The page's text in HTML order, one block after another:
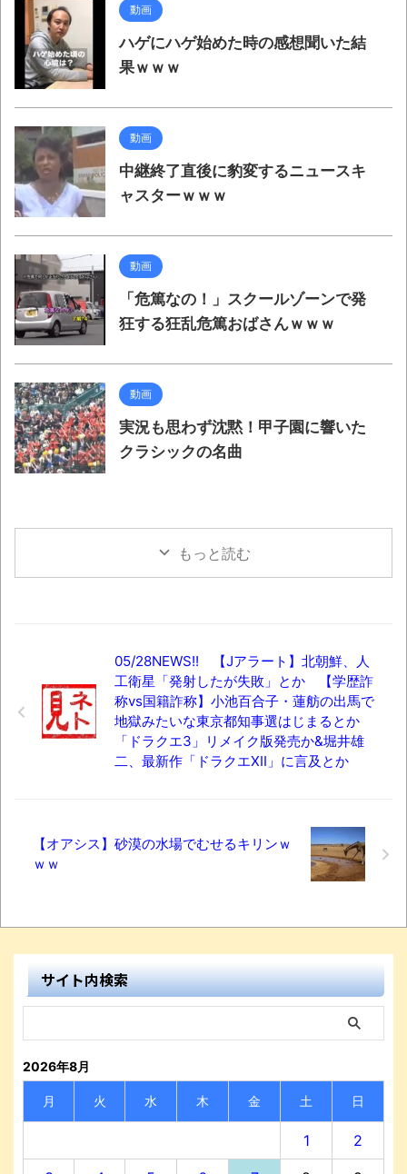
動画
ハゲにハゲ始めた時の感想聞いた結
果ｗｗｗ
動画
中継終了直後に豹変するニュースキ
ャスターｗｗｗ
動画
「危篤なの！」スクールゾーンで発
狂する狂乱危篤おばさんｗｗｗ
動画
実況も思わず沈黙！甲子園に響いた
クラシックの名曲
もっと読む
05/28NEWS!! 【Jアラート】北朝鮮、人
工衛星「発射したが失敗」とか 【学歴詐
称vs国籍詐称】小池百合子・蓮舫の出馬で
地獄みたいな東京都知事選はじまるとか
「ドラクエ3」リメイク版発売か&堀井雄
二、最新作「ドラクエXII」に言及とか
【オアシス】砂漠の水場でむせるキリンｗ
ｗｗ
サイト内検索
2026年8月
月 火 水 木 金 土 日
1 2